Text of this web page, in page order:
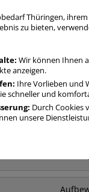
Thüringen,
zu bieten,
Wir können Ihnen
anzeigen.
Ihre Vorlieben und
schneller und
Durch Cookies
unsere